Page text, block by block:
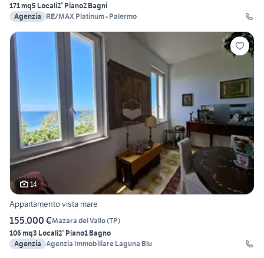
171 mq5 Locali2° Piano2 Bagni
Agenzia
RE/MAX Platinum - Palermo
14
Appartamento vista mare
155.000 €Mazara del Vallo(TP)
106 mq3 Locali2° Piano1 Bagno
Agenzia Agenzia Immobiliare Laguna Blu